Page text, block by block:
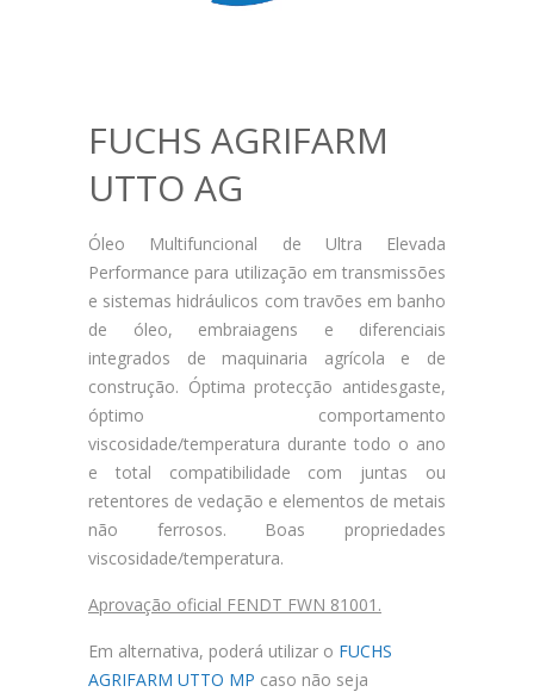
FUCHS AGRIFARM
UTTO AG
Óleo Multifuncional de Ultra Elevada
Performance para utilização em transmissões
e sistemas hidráulicos com travões em banho
de óleo, embraiagens e diferenciais
integrados de maquinaria agrícola e de
construção. Óptima protecção antidesgaste,
óptimo comportamento
viscosidade/temperatura durante todo o ano
e total compatibilidade com juntas ou
retentores de vedação e elementos de metais
não ferrosos. Boas propriedades
viscosidade/temperatura.
Aprovação oficial FENDT FWN 81001.
Em alternativa, poderá utilizar o FUCHS
AGRIFARM UTTO MP caso não seja